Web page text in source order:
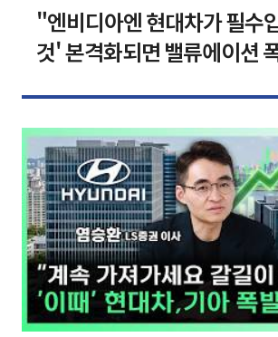
"엔비디아엔 현대차가 필수
것' 본격화되면 밸류에이션